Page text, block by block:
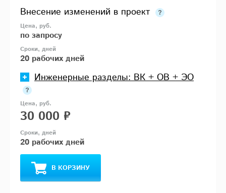
Внесение изменений в проект
по запросу
20 рабочих дней
Инженерные разделы: ВК + ОВ + ЭО
30 000 ₽
20 рабочих дней
В КОРЗИНУ